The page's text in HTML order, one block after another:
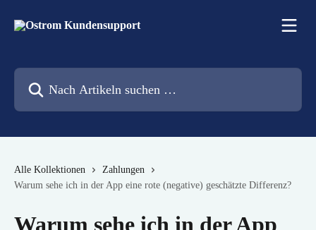
Alle Kollektionen
Zahlungen
Warum sehe ich in der App eine rote (negative) geschätzte Differenz?
Warum sehe ich in der App